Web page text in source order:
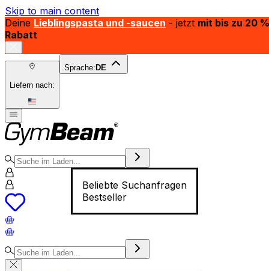
Skip to main content
Deine Lieblingspasta und -saucen - jetzt mit bis zu 20 %
Rabatt
Liefern nach:
Sprache: DE
Beliebte Suchanfragen
Bestseller